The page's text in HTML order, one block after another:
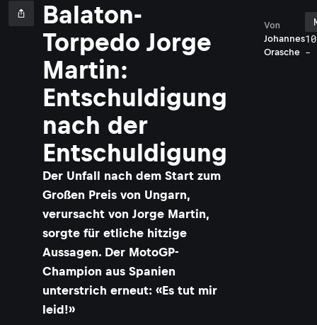
Balaton-
Torpedo Jorge
Martin:
Entschuldigung
nach der
Entschuldigung
Der Unfall nach dem Start zum
Großen Preis von Ungarn,
verursacht von Jorge Martin,
sorgte für etliche hitzige
Aussagen. Der MotoGP-
Champion aus Spanien
unterstrich erneut: «Es tut mir
leid!»
Johannes
Orasche
Von
-